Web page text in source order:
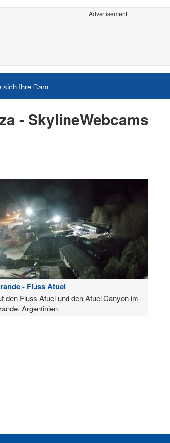
Advertisement
sich Ihre Cam
- SkylineWebcams
- Fluss Atuel
den Fluss Atuel und den Atuel Canyon im
Argentinien